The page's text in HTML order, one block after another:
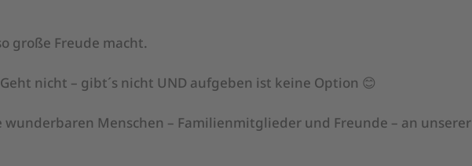
große Freude macht.
Geht nicht – gibt´s nicht UND aufgeben ist keine Option 😊
wunderbaren Menschen – Familienmitglieder und Freunde – an unserer